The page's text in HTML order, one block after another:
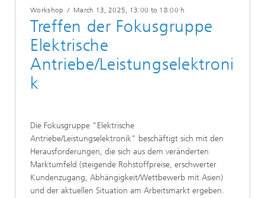
Workshop / March 13, 2025, 13:00 to 18:00 h
Treffen der Fokusgruppe
Elektrische
Antriebe/Leistungselektroni
k
Die Fokusgruppe "Elektrische
Antriebe/Leistungselektronik" beschäftigt sich mit den
Herausforderungen, die sich aus dem veränderten
Marktumfeld (steigende Rohstoffpreise, erschwerter
Kundenzugang, Abhängigkeit/Wettbewerb mit Asien)
und der aktuellen Situation am Arbeitsmarkt ergeben.